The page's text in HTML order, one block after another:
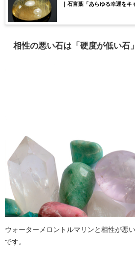
｜石言葉「あらゆる幸運を
相性の悪い石は「硬度が低い石」
ウォーターメロントルマリンと相性が悪
です。